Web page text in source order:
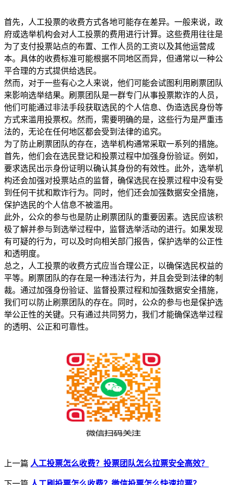
首先，人工投票的收费方式各地可能存在差异。一般来说，政
府或选举机构会对人工投票的费用进行计算。这些费用往往是
为了支付投票站点的布置、工作人员的工资以及其他运营成
本。具体的收费标准可能根据不同地区而异，但通常以一种公
平合理的方式提供给选民。
然而，对于一些有心之人来说，他们可能会试图利用刷票团队
来影响选举结果。刷票团队是一群专门从事投票欺诈的人员，
他们可能通过非法手段获取选民的个人信息、伪造选民身份等
方式来滥用投票权。然而，需要明确的是，这些行为是严重违
法的，无论在任何地区都会受到法律的追究。
为了防止刷票团队的存在，选举机构通常采取一系列的措施。
首先，他们会在选民登记和投票过程中加强身份验证。例如，
要求选民出示身份证明以确认其身份的有效性。此外，选举机
构还会加强对投票站点的监督，确保选民在投票过程中没有受
到任何干扰和欺诈行为。同时，他们还会加强数据安全措施，
保护选民的个人信息不被滥用。
此外，公众的参与也是防止刷票团队的重要因素。选民应该积
极了解并参与到选举过程中，监督选举活动的进行。如果发现
有可疑的行为，可以及时向相关部门报告，保护选举的公正性
和透明度。
总之，人工投票的收费方式应当合理公正，以确保选民权益的
平等。刷票团队的存在是一种违法行为，并且会受到法律的制
裁。通过加强身份验证、监督投票过程和加强数据安全措施，
我们可以防止刷票团队的存在。同时，公众的参与也是保护选
举公正性的关键。只有通过共同努力，我们才能确保选举过程
的透明、公正和可靠性。
上一篇 人工投票怎么收费？投票团队怎么拉票安全高效？